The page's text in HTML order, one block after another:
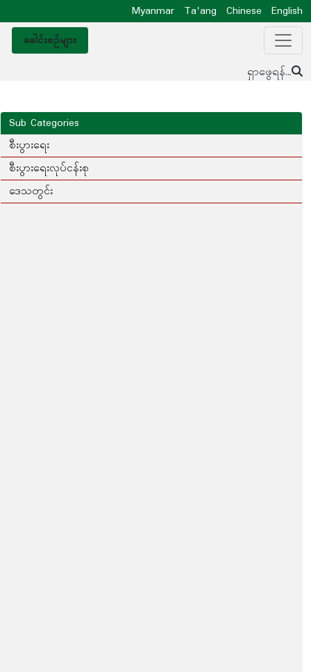
Myanmar Ta'ang Chinese
English
ခေါင်းစဥ်များ
ရှာဖွေရန်...
Sub Categories
စီးပွားရေး
စီးပွားရေးလုပ်ငန်းစု
ဒေသတွင်း